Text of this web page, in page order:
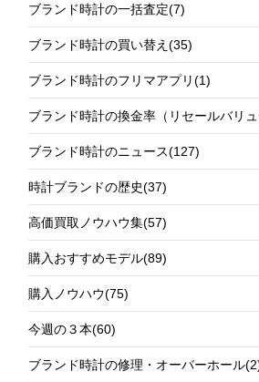
ブランド時計の一括査定(7)
ブランド時計の買い替え(35)
ブランド時計のフリマアプリ(1)
ブランド時計の換金率（リセールバリ
ブランド時計のニュース(127)
時計ブランドの歴史(37)
高価買取ノウハウ集(57)
購入おすすめモデル(89)
購入ノウハウ(75)
今週の３本(60)
ブランド時計の修理・オーバーホール